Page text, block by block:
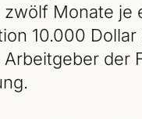
zwölf Monate je
10.000
der